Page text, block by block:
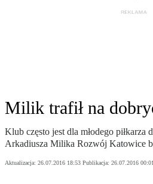
Milik trafił na
Klub często jest dla młodego piłkarza
Arkadiusza Milika Rozwój Katowice
Aktualizacja: 26.07.2016 18:53 Publikacja: 26.07.2016 00:01